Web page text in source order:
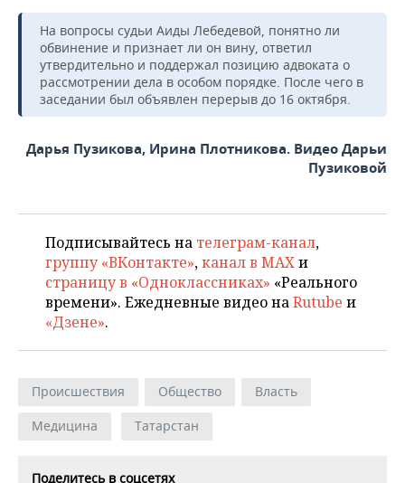
На вопросы судьи Аиды Лебедевой, понятно ли
обвинение и признает ли он вину, ответил
утвердительно и поддержал позицию адвоката о
рассмотрении дела в особом порядке. После чего в
заседании был объявлен перерыв до 16 октября.
Дарья Пузикова, Ирина Плотникова. Видео Дарьи
Пузиковой
Подписывайтесь на телеграм-канал,
группу «ВКонтакте»,канал в MAXи
страницу в «Одноклассниках» «Реального
времени». Ежедневные видео наRutube и
«Дзене».
Происшествия Общество
Власть
Медицина
Татарстан
Поделитесь в соцсетях